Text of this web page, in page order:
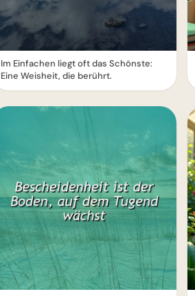
Im Einfachen liegt oft das Schönste:
Eine Weisheit, die berührt.